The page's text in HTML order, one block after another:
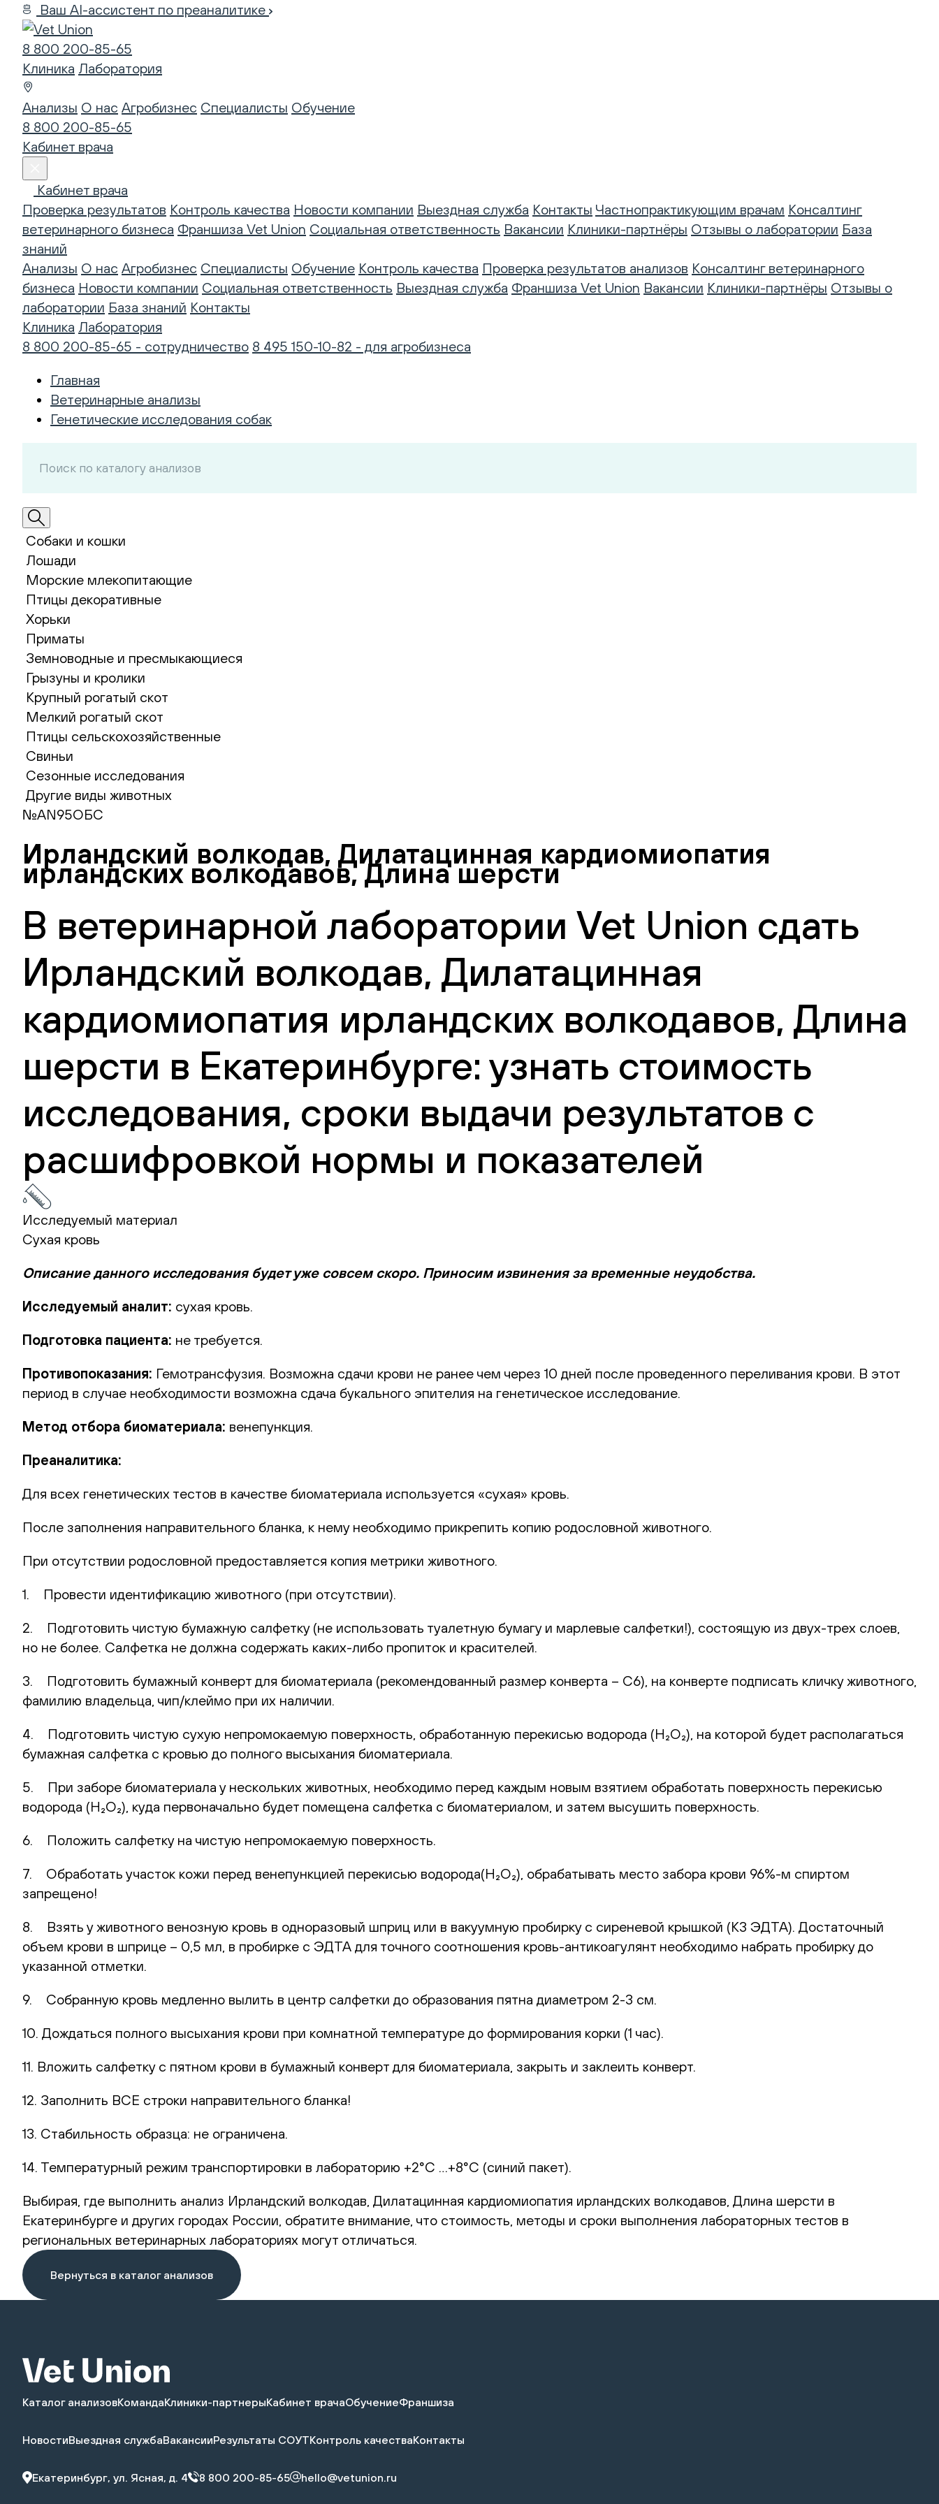
Ваш AI-ассистент по преаналитике
8 800 200-85-65
Клиника Лаборатория
Анализы О нас Агробизнес Специалисты Обучение
8 800 200-85-65
Кабинет врача
Кабинет врача
Проверка результатов Контроль качества Новости компании Выездная служба Контакты Частнопрактикующим врачам Консалтинг
ветеринарного бизнеса Франшиза Vet Union Социальная ответственность Вакансии Клиники-партнёры Отзывы о лаборатории База
знаний
Анализы О нас Агробизнес Специалисты Обучение Контроль качества Проверка результатов анализов Консалтинг ветеринарного
бизнеса Новости компании Социальная ответственность Выездная служба Франшиза Vet Union Вакансии Клиники-партнёры Отзывы о
лаборатории База знаний Контакты
Клиника Лаборатория
8 800 200-85-65 - сотрудничество 8 495 150-10-82 - для агробизнеса
Главная
Ветеринарные анализы
Генетические исследования собак
Собаки и кошки
Лошади
Морские млекопитающие
Птицы декоративные
Хорьки
Приматы
Земноводные и пресмыкающиеся
Грызуны и кролики
Крупный рогатый скот
Мелкий рогатый скот
Птицы сельскохозяйственные
Свиньи
Сезонные исследования
Другие виды животных
№AN95ОБС
Ирландский волкодав, Дилатацинная кардиомиопатия
ирландских волкодавов, Длина шерсти
В ветеринарной лаборатории Vet Union сдать
Ирландский волкодав, Дилатацинная
кардиомиопатия ирландских волкодавов, Длина
шерсти в Екатеринбурге: узнать стоимость
исследования, сроки выдачи результатов с
расшифровкой нормы и показателей
Исследуемый материал
Сухая кровь
Описание данного исследования будет уже совсем скоро. Приносим извинения за временные неудобства.
Исследуемый аналит: сухая кровь.
Подготовка пациента: не требуется.
Противопоказания: Гемотрансфузия. Возможна сдачи крови не ранее чем через 10 дней после проведенного переливания крови. В этот
период в случае необходимости возможна сдача букального эпителия на генетическое исследование.
Метод отбора биоматериала: венепункция.
Преаналитика:
Для всех генетических тестов в качестве биоматериала используется «сухая» кровь.
После заполнения направительного бланка, к нему необходимо прикрепить копию родословной животного.
При отсутствии родословной предоставляется копия метрики животного.
1. Провести идентификацию животного (при отсутствии).
2. Подготовить чистую бумажную салфетку (не использовать туалетную бумагу и марлевые салфетки!), состоящую из двух-трех слоев,
но не более. Салфетка не должна содержать каких-либо пропиток и красителей.
3. Подготовить бумажный конверт для биоматериала (рекомендованный размер конверта – С6), на конверте подписать кличку животного,
фамилию владельца, чип/клеймо при их наличии.
4. Подготовить чистую сухую непромокаемую поверхность, обработанную перекисью водорода (H₂O₂), на которой будет располагаться
бумажная салфетка с кровью до полного высыхания биоматериала.
5. При заборе биоматериала у нескольких животных, необходимо перед каждым новым взятием обработать поверхность перекисью
водорода (H₂O₂), куда первоначально будет помещена салфетка с биоматериалом, и затем высушить поверхность.
6. Положить салфетку на чистую непромокаемую поверхность.
7. Обработать участок кожи перед венепункцией перекисью водорода(H₂O₂), обрабатывать место забора крови 96%-м спиртом
запрещено!
8. Взять у животного венозную кровь в одноразовый шприц или в вакуумную пробирку с сиреневой крышкой (К3 ЭДТА). Достаточный
объем крови в шприце – 0,5 мл, в пробирке с ЭДТА для точного соотношения кровь-антикоагулянт необходимо набрать пробирку до
указанной отметки.
9. Собранную кровь медленно вылить в центр салфетки до образования пятна диаметром 2-3 см.
10. Дождаться полного высыхания крови при комнатной температуре до формирования корки (1 час).
11. Вложить салфетку с пятном крови в бумажный конверт для биоматериала, закрыть и заклеить конверт.
12. Заполнить ВСЕ строки направительного бланка!
13. Стабильность образца: не ограничена.
14. Температурный режим транспортировки в лабораторию +2°С …+8°С (синий пакет).
Выбирая, где выполнить анализ Ирландский волкодав, Дилатацинная кардиомиопатия ирландских волкодавов, Длина шерсти в
Екатеринбурге и других городах России, обратите внимание, что стоимость, методы и сроки выполнения лабораторных тестов в
региональных ветеринарных лабораториях могут отличаться.
Вернуться в каталог анализов
Каталог анализовКомандаКлиники-партнерыКабинет врачаОбучениеФраншиза
НовостиВыездная службаВакансииРезультаты СОУТКонтроль качестваКонтакты
Екатеринбург, ул. Ясная, д. 4 8 800 200-85-65 hello@vetunion.ru